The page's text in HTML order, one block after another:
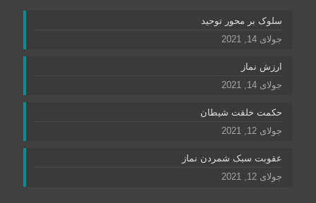
سلوک بر محور توحید
جولای 14, 2021
ارزش نماز
جولای 14, 2021
حکمت خلقت شیطان
جولای 12, 2021
عقوبت سبک شمردن نماز
جولای 12, 2021